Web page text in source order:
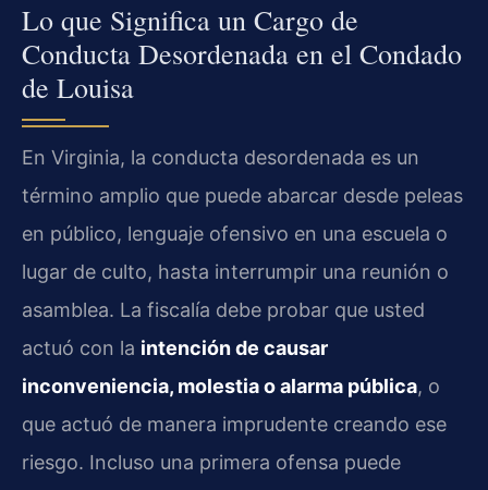
Lo que Significa un Cargo de
Conducta Desordenada en el Condado
de Louisa
En Virginia, la conducta desordenada es un
término amplio que puede abarcar desde peleas
en público, lenguaje ofensivo en una escuela o
lugar de culto, hasta interrumpir una reunión o
asamblea. La fiscalía debe probar que usted
actuó con la intención de causar
inconveniencia, molestia o alarma pública, o
que actuó de manera imprudente creando ese
riesgo. Incluso una primera ofensa puede